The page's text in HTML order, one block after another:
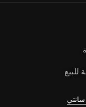
للبيع